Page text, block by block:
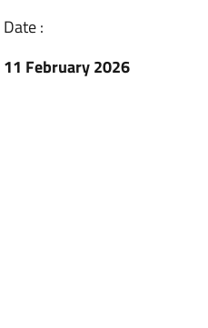
Date :
11 February 2026